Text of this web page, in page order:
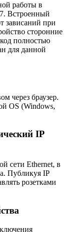
работы в
Встроенный
зависаний при
сторонние
полностью
для данной
через браузер.
OS (Windows,
IP
сети Ethernet, в
Публикуя IP
розетками